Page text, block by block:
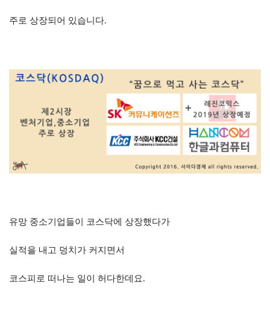
주로 상장되어 있습니다.
유망 중소기업들이 코스닥에 상장했다가
실적을 내고 덩치가 커지면서
코스피로 떠나는 일이 허다한데요.